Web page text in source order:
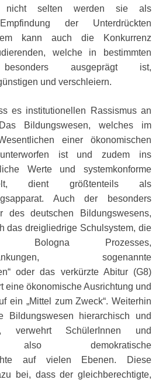
nicht selten werden sie als
der Unterdrückten
kann auch die Konkurrenz
welche in bestimmten
besonders ausgeprägt ist,
und verschleiern.
es institutionellen Rassismus an
Bildungswesen, welches im
einer ökonomischen
unterworfen ist und zudem ins
Werte und systemkonforme
dient größtenteils als
Auch der besonders
des deutschen Bildungswesens,
das dreigliedrige Schulsystem, die
Bologna Prozesses,
sogenannte
oder das verkürzte Abitur (G8)
eine ökonomische Ausrichtung und
ein „Mittel zum Zweck“. Weiterhin
Bildungswesen hierarchisch und
verwehrt SchülerInnen und
also demokratische
auf vielen Ebenen. Diese
bei, dass der gleichberechtigte,